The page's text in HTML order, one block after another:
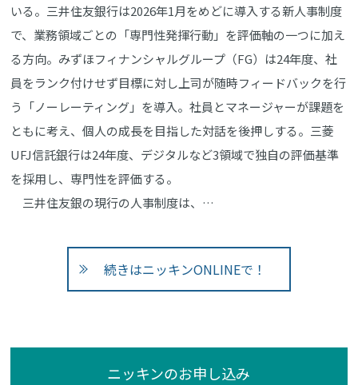
いる。三井住友銀行は2026年1月をめどに導入する新人事制度
で、業務領域ごとの「専門性発揮行動」を評価軸の一つに加え
る方向。みずほフィナンシャルグループ（FG）は24年度、社
員をランク付けせず目標に対し上司が随時フィードバックを行
う「ノーレーティング」を導入。社員とマネージャーが課題を
ともに考え、個人の成長を目指した対話を後押しする。三菱
UFJ信託銀行は24年度、デジタルなど3領域で独自の評価基準
を採用し、専門性を評価する。
三井住友銀の現行の人事制度は、…
続きはニッキンONLINEで！
ニッキンのお申し込み